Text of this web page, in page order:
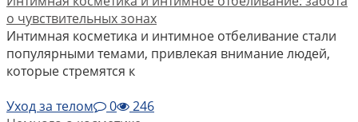
о чувствительных зонах
Интимная косметика и интимное отбеливание стали
популярными темами, привлекая внимание людей,
которые стремятся к
Уход за телом
0
246